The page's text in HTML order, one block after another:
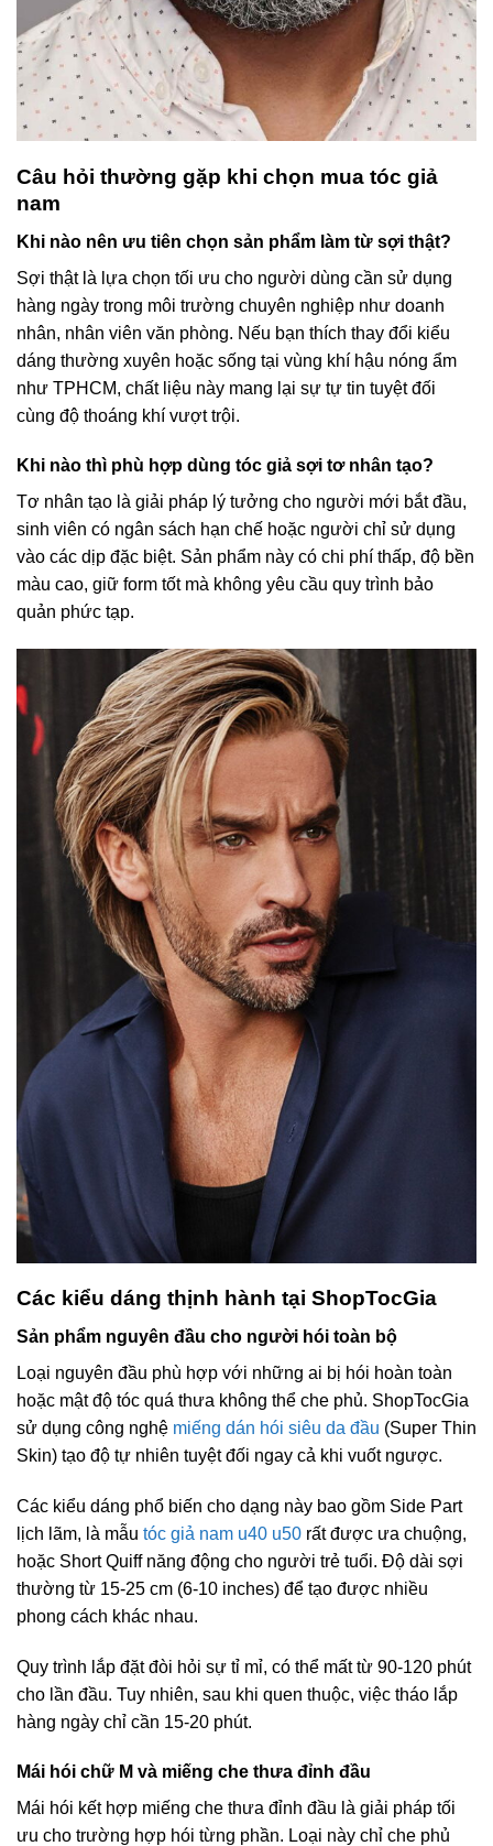
Câu hỏi thường gặp khi chọn mua tóc giả
nam
Khi nào nên ưu tiên chọn sản phẩm làm từ sợi thật?
Sợi thật là lựa chọn tối ưu cho người dùng cần sử dụng
hàng ngày trong môi trường chuyên nghiệp như doanh
nhân, nhân viên văn phòng. Nếu bạn thích thay đổi kiểu
dáng thường xuyên hoặc sống tại vùng khí hậu nóng ẩm
như TPHCM, chất liệu này mang lại sự tự tin tuyệt đối
cùng độ thoáng khí vượt trội.
Khi nào thì phù hợp dùng tóc giả sợi tơ nhân tạo?
Tơ nhân tạo là giải pháp lý tưởng cho người mới bắt đầu,
sinh viên có ngân sách hạn chế hoặc người chỉ sử dụng
vào các dịp đặc biệt. Sản phẩm này có chi phí thấp, độ bền
màu cao, giữ form tốt mà không yêu cầu quy trình bảo
quản phức tạp.
Các kiểu dáng thịnh hành tại ShopTocGia
Sản phẩm nguyên đầu cho người hói toàn bộ
Loại nguyên đầu phù hợp với những ai bị hói hoàn toàn
hoặc mật độ tóc quá thưa không thể che phủ. ShopTocGia
sử dụng công nghệ miếng dán hói siêu da đầu (Super Thin
Skin) tạo độ tự nhiên tuyệt đối ngay cả khi vuốt ngược.
Các kiểu dáng phổ biến cho dạng này bao gồm Side Part
lịch lãm, là mẫu tóc giả nam u40 u50 rất được ưa chuộng,
hoặc Short Quiff năng động cho người trẻ tuổi. Độ dài sợi
thường từ 15-25 cm (6-10 inches) để tạo được nhiều
phong cách khác nhau.
Quy trình lắp đặt đòi hỏi sự tỉ mỉ, có thể mất từ 90-120 phút
cho lần đầu. Tuy nhiên, sau khi quen thuộc, việc tháo lắp
hàng ngày chỉ cần 15-20 phút.
Mái hói chữ M và miếng che thưa đỉnh đầu
Mái hói kết hợp miếng che thưa đỉnh đầu là giải pháp tối
ưu cho trường hợp hói từng phần. Loại này chỉ che phủ